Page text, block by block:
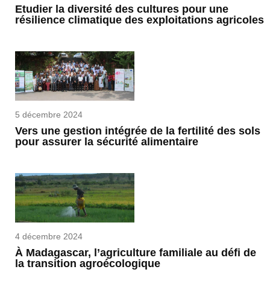
Etudier la diversité des cultures pour une
résilience climatique des exploitations agricoles
5 décembre 2024
Vers une gestion intégrée de la fertilité des sols
pour assurer la sécurité alimentaire
4 décembre 2024
À Madagascar, l’agriculture familiale au défi de
la transition agroécologique